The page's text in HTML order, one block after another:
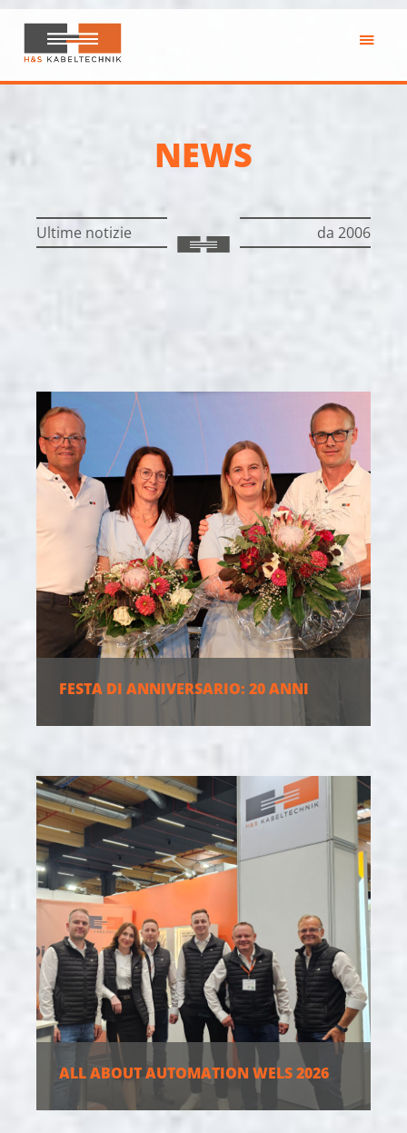
Passa
contenuto
principale
H&S
Kabeltechnik
NEWS
Ultime notizie da 2006
FESTA DI ANNIVERSARIO: 20 ANNI
ALL ABOUT AUTOMATION WELS 2026